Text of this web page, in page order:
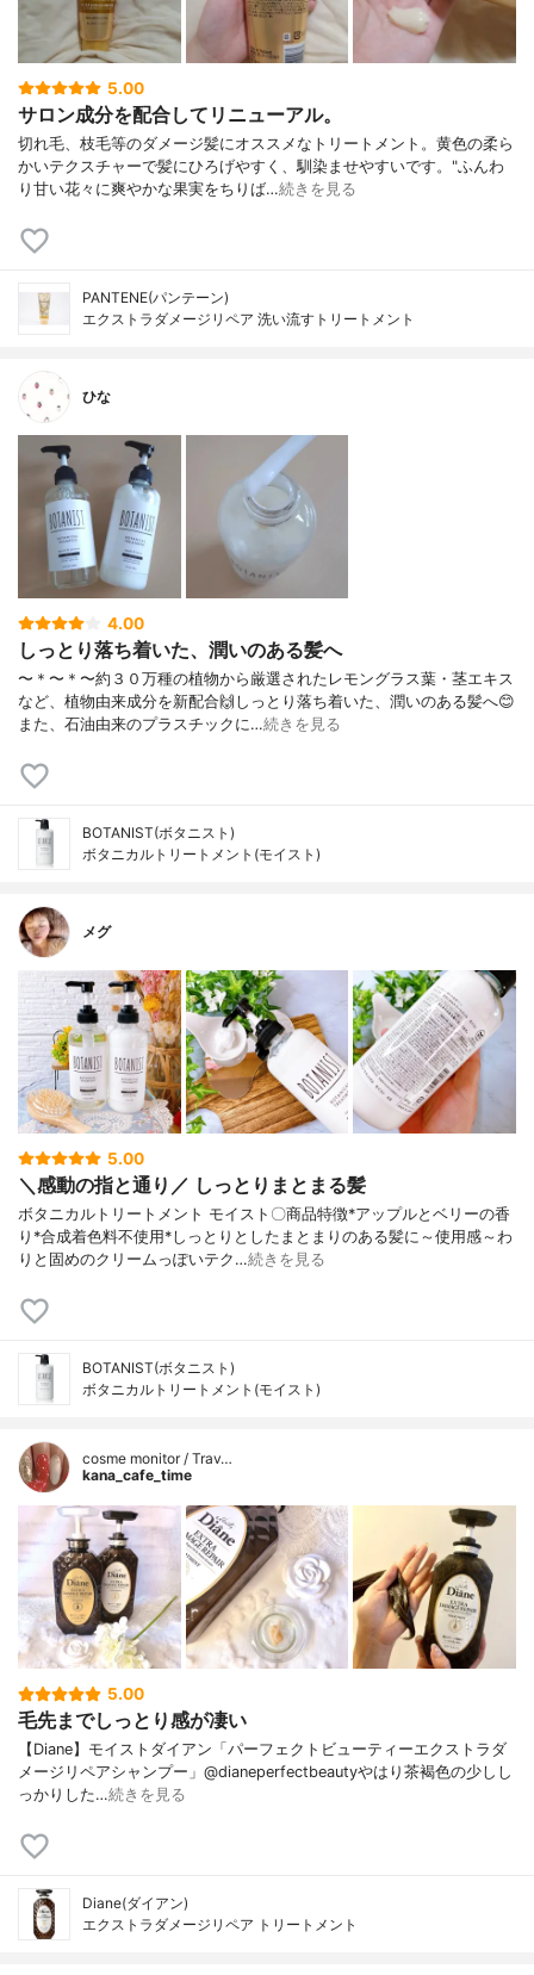
5.00
サロン成分を配合してリニューアル。
切れ毛、枝毛等のダメージ髪にオススメなトリートメント。黄色の柔ら
かいテクスチャーで髪にひろげやすく、馴染ませやすいです。"ふんわ
り甘い花々に爽やかな果実をちりば…続きを見る
PANTENE(パンテーン)
エクストラダメージリペア 洗い流すトリートメント
ひな
4.00
しっとり落ち着いた、潤いのある髪へ
〜＊〜＊〜約３０万種の植物から厳選されたレモングラス葉・茎エキス
など、植物由来成分を新配合🙌しっとり落ち着いた、潤いのある髪へ😊
また、石油由来のプラスチックに…続きを見る
BOTANIST(ボタニスト)
ボタニカルトリートメント(モイスト)
メグ
5.00
＼感動の指と通り／ しっとりまとまる髪
ボタニカルトリートメント モイスト〇商品特徴*アップルとベリーの香
り*合成着色料不使用*しっとりとしたまとまりのある髪に～使用感～わ
りと固めのクリームっぽいテク…続きを見る
BOTANIST(ボタニスト)
ボタニカルトリートメント(モイスト)
cosme monitor / Trav…
kana_cafe_time
5.00
毛先までしっとり感が凄い
【Diane】モイストダイアン「パーフェクトビューティーエクストラダ
メージリペアシャンプー」@dianeperfectbeautyやはり茶褐色の少しし
っかりした…続きを見る
Diane(ダイアン)
エクストラダメージリペア トリートメント